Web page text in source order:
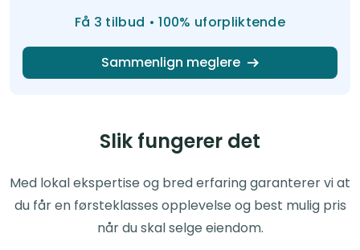
Få 3 tilbud • 100% uforpliktende
Sammenlign meglere
Slik fungerer det
Med lokal ekspertise og bred erfaring garanterer vi at
du får en førsteklasses opplevelse og best mulig pris
når du skal selge eiendom.